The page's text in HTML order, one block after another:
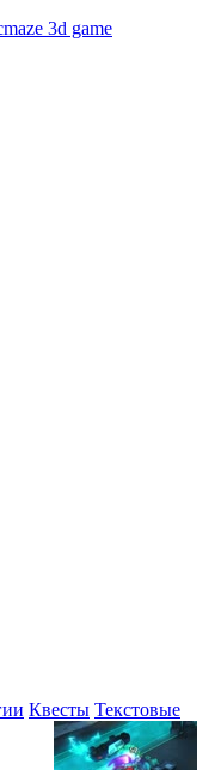
3d game
Квесты Текстовые